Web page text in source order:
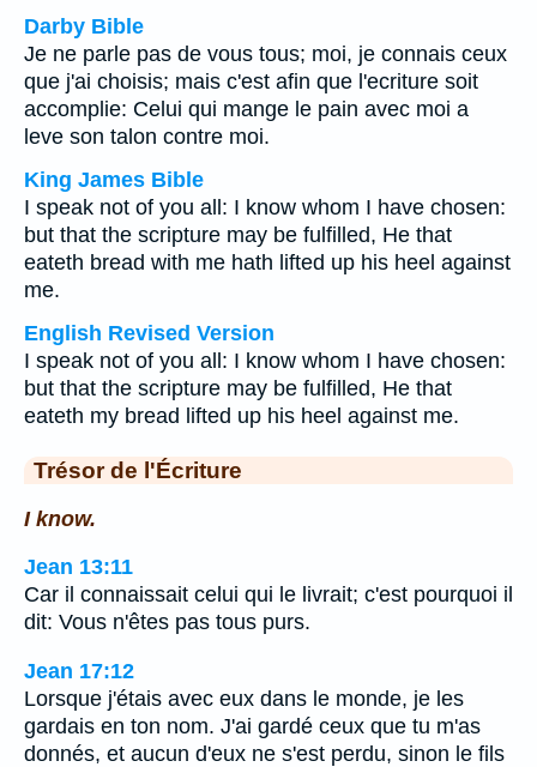
Darby Bible
Je ne parle pas de vous tous; moi, je connais ceux
que j'ai choisis; mais c'est afin que l'ecriture soit
accomplie: Celui qui mange le pain avec moi a
leve son talon contre moi.
King James Bible
I speak not of you all: I know whom I have chosen:
but that the scripture may be fulfilled, He that
eateth bread with me hath lifted up his heel against
me.
English Revised Version
I speak not of you all: I know whom I have chosen:
but that the scripture may be fulfilled, He that
eateth my bread lifted up his heel against me.
Trésor de l'Écriture
I know.
Jean 13:11
Car il connaissait celui qui le livrait; c'est pourquoi il
dit: Vous n'êtes pas tous purs.
Jean 17:12
Lorsque j'étais avec eux dans le monde, je les
gardais en ton nom. J'ai gardé ceux que tu m'as
donnés, et aucun d'eux ne s'est perdu, sinon le fils